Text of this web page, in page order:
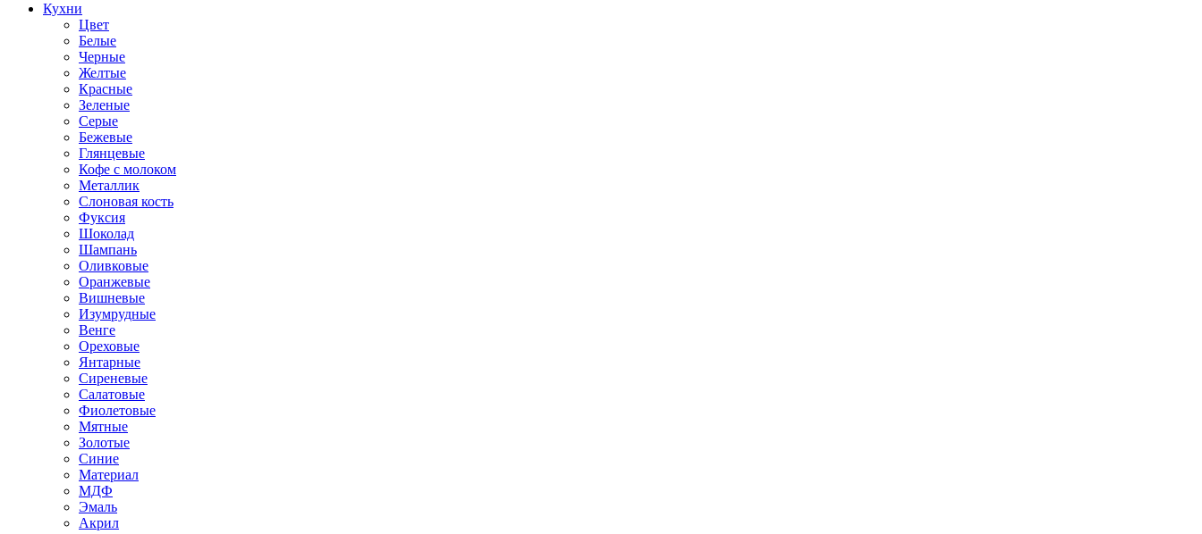
Кухни
Цвет
Белые
Черные
Желтые
Красные
Зеленые
Серые
Бежевые
Глянцевые
Кофе с молоком
Металлик
Слоновая кость
Фуксия
Шоколад
Шампань
Оливковые
Оранжевые
Вишневые
Изумрудные
Венге
Ореховые
Янтарные
Сиреневые
Салатовые
Фиолетовые
Мятные
Золотые
Синие
Материал
МДФ
Эмаль
Акрил